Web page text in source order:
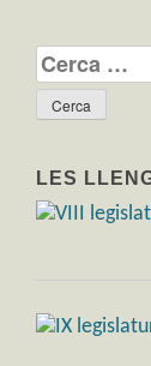
Cerca:
LES